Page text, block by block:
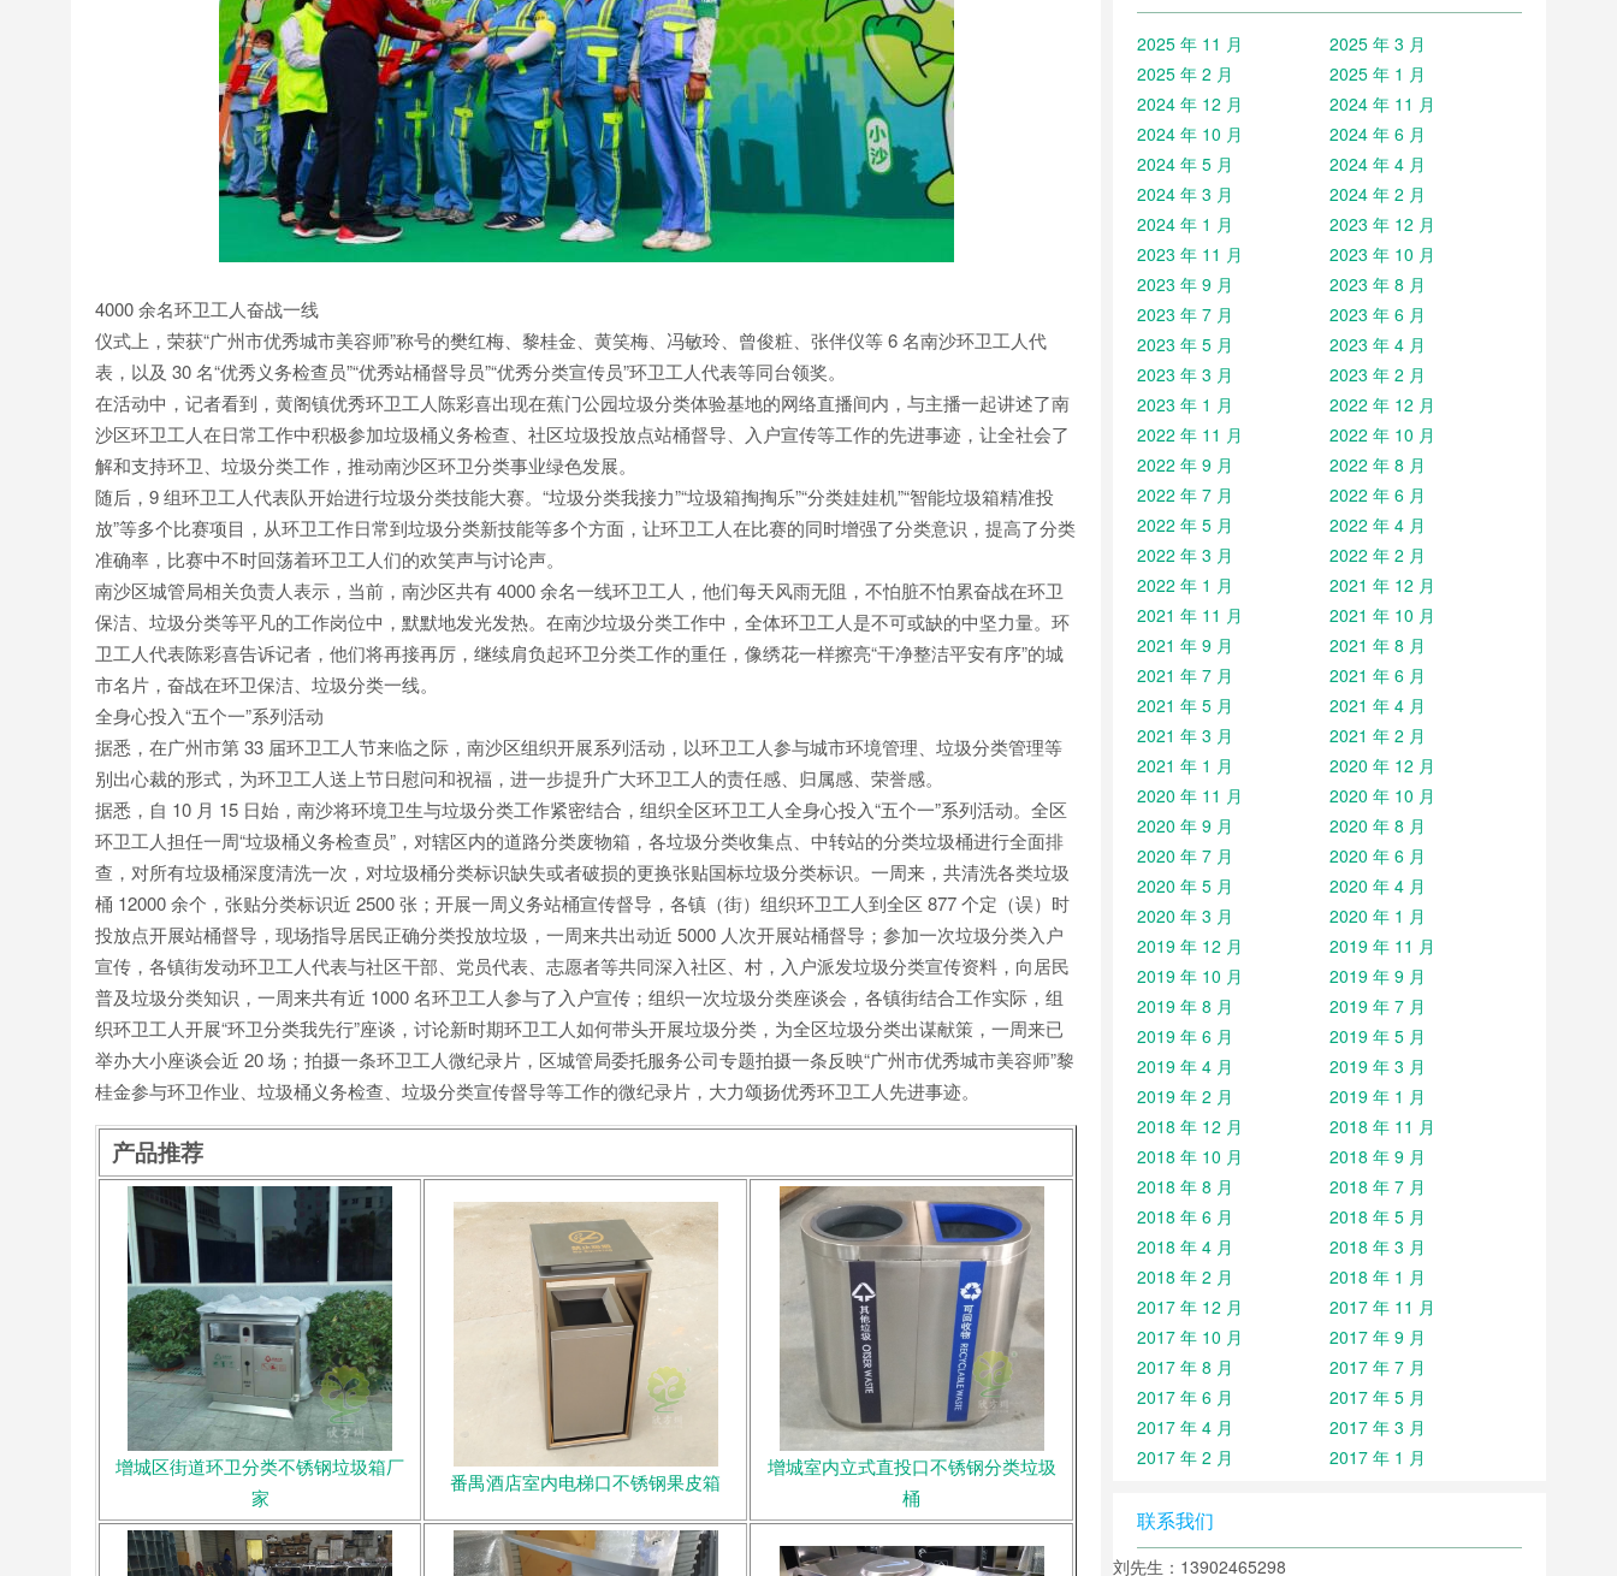
4000 余名环卫工人奋战一线
仪式上，荣获“广州市优秀城市美容师”称号的樊红梅、黎桂金、黄笑梅、冯敏玲、曾俊粧、张伴仪等 6 名南沙环卫工人代
表，以及 30 名“优秀义务检查员”“优秀站桶督导员”“优秀分类宣传员”环卫工人代表等同台领奖。
在活动中，记者看到，黄阁镇优秀环卫工人陈彩喜出现在蕉门公园垃圾分类体验基地的网络直播间内，与主播一起讲述了南
沙区环卫工人在日常工作中积极参加垃圾桶义务检查、社区垃圾投放点站桶督导、入户宣传等工作的先进事迹，让全社会了
解和支持环卫、垃圾分类工作，推动南沙区环卫分类事业绿色发展。
随后，9 组环卫工人代表队开始进行垃圾分类技能大赛。“垃圾分类我接力”“垃圾箱掏掏乐”“分类娃娃机”“智能垃圾箱精准投
放”等多个比赛项目，从环卫工作日常到垃圾分类新技能等多个方面，让环卫工人在比赛的同时增强了分类意识，提高了分类
准确率，比赛中不时回荡着环卫工人们的欢笑声与讨论声。
南沙区城管局相关负责人表示，当前，南沙区共有 4000 余名一线环卫工人，他们每天风雨无阻，不怕脏不怕累奋战在环卫
保洁、垃圾分类等平凡的工作岗位中，默默地发光发热。在南沙垃圾分类工作中，全体环卫工人是不可或缺的中坚力量。环
卫工人代表陈彩喜告诉记者，他们将再接再厉，继续肩负起环卫分类工作的重任，像绣花一样擦亮“干净整洁平安有序”的城
市名片，奋战在环卫保洁、垃圾分类一线。
全身心投入“五个一”系列活动
据悉，在广州市第 33 届环卫工人节来临之际，南沙区组织开展系列活动，以环卫工人参与城市环境管理、垃圾分类管理等
别出心裁的形式，为环卫工人送上节日慰问和祝福，进一步提升广大环卫工人的责任感、归属感、荣誉感。
据悉，自 10 月 15 日始，南沙将环境卫生与垃圾分类工作紧密结合，组织全区环卫工人全身心投入“五个一”系列活动。全区
环卫工人担任一周“垃圾桶义务检查员”，对辖区内的道路分类废物箱，各垃圾分类收集点、中转站的分类垃圾桶进行全面排
查，对所有垃圾桶深度清洗一次，对垃圾桶分类标识缺失或者破损的更换张贴国标垃圾分类标识。一周来，共清洗各类垃圾
桶 12000 余个，张贴分类标识近 2500 张；开展一周义务站桶宣传督导，各镇（街）组织环卫工人到全区 877 个定（误）时
投放点开展站桶督导，现场指导居民正确分类投放垃圾，一周来共出动近 5000 人次开展站桶督导；参加一次垃圾分类入户
宣传，各镇街发动环卫工人代表与社区干部、党员代表、志愿者等共同深入社区、村，入户派发垃圾分类宣传资料，向居民
普及垃圾分类知识，一周来共有近 1000 名环卫工人参与了入户宣传；组织一次垃圾分类座谈会，各镇街结合工作实际，组
织环卫工人开展“环卫分类我先行”座谈，讨论新时期环卫工人如何带头开展垃圾分类，为全区垃圾分类出谋献策，一周来已
举办大小座谈会近 20 场；拍摄一条环卫工人微纪录片，区城管局委托服务公司专题拍摄一条反映“广州市优秀城市美容师”黎
桂金参与环卫作业、垃圾桶义务检查、垃圾分类宣传督导等工作的微纪录片，大力颂扬优秀环卫工人先进事迹。
产品推荐
增城区街道环卫分类不锈钢垃圾箱厂
家
番禺酒店室内电梯口不锈钢果皮箱
增城室内立式直投口不锈钢分类垃圾
桶
2025 年 11 月
2025 年 3 月
2025 年 2 月
2025 年 1 月
2024 年 12 月
2024 年 11 月
2024 年 10 月
2024 年 6 月
2024 年 5 月
2024 年 4 月
2024 年 3 月
2024 年 2 月
2024 年 1 月
2023 年 12 月
2023 年 11 月
2023 年 10 月
2023 年 9 月
2023 年 8 月
2023 年 7 月
2023 年 6 月
2023 年 5 月
2023 年 4 月
2023 年 3 月
2023 年 2 月
2023 年 1 月
2022 年 12 月
2022 年 11 月
2022 年 10 月
2022 年 9 月
2022 年 8 月
2022 年 7 月
2022 年 6 月
2022 年 5 月
2022 年 4 月
2022 年 3 月
2022 年 2 月
2022 年 1 月
2021 年 12 月
2021 年 11 月
2021 年 10 月
2021 年 9 月
2021 年 8 月
2021 年 7 月
2021 年 6 月
2021 年 5 月
2021 年 4 月
2021 年 3 月
2021 年 2 月
2021 年 1 月
2020 年 12 月
2020 年 11 月
2020 年 10 月
2020 年 9 月
2020 年 8 月
2020 年 7 月
2020 年 6 月
2020 年 5 月
2020 年 4 月
2020 年 3 月
2020 年 1 月
2019 年 12 月
2019 年 11 月
2019 年 10 月
2019 年 9 月
2019 年 8 月
2019 年 7 月
2019 年 6 月
2019 年 5 月
2019 年 4 月
2019 年 3 月
2019 年 2 月
2019 年 1 月
2018 年 12 月
2018 年 11 月
2018 年 10 月
2018 年 9 月
2018 年 8 月
2018 年 7 月
2018 年 6 月
2018 年 5 月
2018 年 4 月
2018 年 3 月
2018 年 2 月
2018 年 1 月
2017 年 12 月
2017 年 11 月
2017 年 10 月
2017 年 9 月
2017 年 8 月
2017 年 7 月
2017 年 6 月
2017 年 5 月
2017 年 4 月
2017 年 3 月
2017 年 2 月
2017 年 1 月
联系我们
刘先生：13902465298